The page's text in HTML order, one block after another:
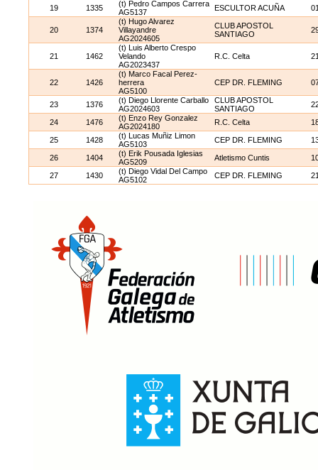
19 1335
(t) Pedro Campos Carrera
AG5137
ESCULTOR ACUÑA
20 1374
(t) Hugo Alvarez
Villayandre
AG2024605
CLUB APOSTOL
SANTIAGO
21 1462
(t) Luis Alberto Crespo
Velando
AG2023437
R.C. Celta
22 1426
(t) Marco Facal Perez-
herrera
AG5100
CEP DR. FLEMING
23 1376
(t) Diego Llorente Carballo
AG2024603
CLUB APOSTOL
SANTIAGO
24 1476
(t) Enzo Rey Gonzalez
AG2024180
R.C. Celta
25 1428
(t) Lucas Muñiz Limon
AG5103
CEP DR. FLEMING
26 1404
(t) Erik Pousada Iglesias
AG5209
Atletismo Cuntis
27 1430
(t) Diego Vidal Del Campo
AG5102
CEP DR. FLEMING